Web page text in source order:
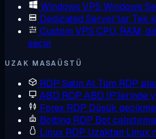
Windows VPS Windows
Dedicated Server'lar Tek
Custom VPS CPU, RAM,
seçin
UZAK MASAÜSTÜ
RDP Satın Al Tüm RDP
ABD RDP ABD IP'lerinde
Forex RDP Düşük
Botting RDP Bot
Linux RDP Uzaktan Linux